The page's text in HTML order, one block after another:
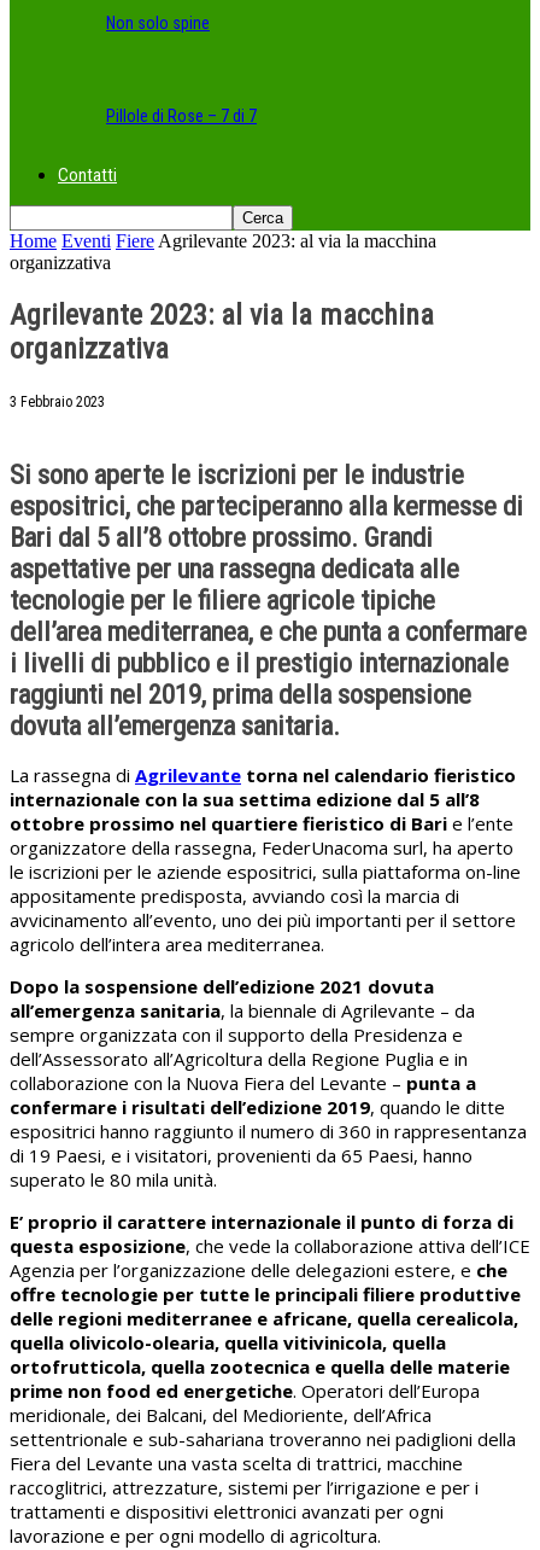
Non solo spine
Pillole di Rose – 7 di 7
Contatti
Home Eventi Fiere Agrilevante 2023: al via la macchina
organizzativa
Agrilevante 2023: al via la macchina
organizzativa
3 Febbraio 2023
Si sono aperte le iscrizioni per le industrie
espositrici, che parteciperanno alla kermesse di
Bari dal 5 all’8 ottobre prossimo. Grandi
aspettative per una rassegna dedicata alle
tecnologie per le filiere agricole tipiche
dell’area mediterranea, e che punta a confermare
i livelli di pubblico e il prestigio internazionale
raggiunti nel 2019, prima della sospensione
dovuta all’emergenza sanitaria.
La rassegna di Agrilevante torna nel calendario fieristico
internazionale con la sua settima edizione dal 5 all’8
ottobre prossimo nel quartiere fieristico di Bari e l’ente
organizzatore della rassegna, FederUnacoma surl, ha aperto
le iscrizioni per le aziende espositrici, sulla piattaforma on-line
appositamente predisposta, avviando così la marcia di
avvicinamento all’evento, uno dei più importanti per il settore
agricolo dell’intera area mediterranea.
Dopo la sospensione dell’edizione 2021 dovuta
all’emergenza sanitaria, la biennale di Agrilevante – da
sempre organizzata con il supporto della Presidenza e
dell’Assessorato all’Agricoltura della Regione Puglia e in
collaborazione con la Nuova Fiera del Levante – punta a
confermare i risultati dell’edizione 2019, quando le ditte
espositrici hanno raggiunto il numero di 360 in rappresentanza
di 19 Paesi, e i visitatori, provenienti da 65 Paesi, hanno
superato le 80 mila unità.
E’ proprio il carattere internazionale il punto di forza di
questa esposizione, che vede la collaborazione attiva dell’ICE
Agenzia per l’organizzazione delle delegazioni estere, e che
offre tecnologie per tutte le principali filiere produttive
delle regioni mediterranee e africane, quella cerealicola,
quella olivicolo-olearia, quella vitivinicola, quella
ortofrutticola, quella zootecnica e quella delle materie
prime non food ed energetiche. Operatori dell’Europa
meridionale, dei Balcani, del Medioriente, dell’Africa
settentrionale e sub-sahariana troveranno nei padiglioni della
Fiera del Levante una vasta scelta di trattrici, macchine
raccoglitrici, attrezzature, sistemi per l’irrigazione e per i
trattamenti e dispositivi elettronici avanzati per ogni
lavorazione e per ogni modello di agricoltura.